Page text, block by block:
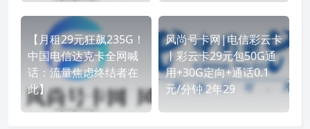
【月租29元狂飙235G！
中国电信达克卡全网喊
话：流量焦虑终结者在
此】
风尚号卡网|电信彩云卡
丨彩云卡29元包50G通
用+30G定向+通话0.1
元/分钟 2年29